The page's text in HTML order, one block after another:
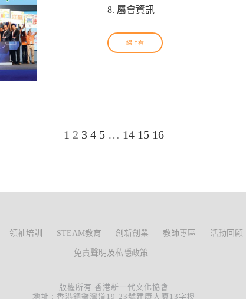
8. 屬會資訊
線上看
1 2 3 4 5 … 14 15 16
領袖培訓 STEAM教育 創新創業 教師專區 活動回顧
免責聲明及私隱政策
版權所有 香港新一代文化協會
地址 : 香港銅鑼灣道19-23號建康大廈13字樓